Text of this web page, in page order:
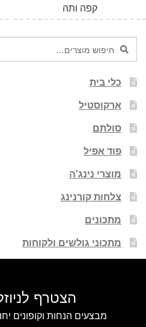
קפה ותה
חיפוש
עבור:
חיפוש
כלי בית
ארקוסטיל
סולתם
פוד אפיל
מוצרי נינג'ה
צלחות קורנינג
מתכונים
מתכוני גולשים ולקוחות
הצטרף
מבצעים הנחות וקופונים